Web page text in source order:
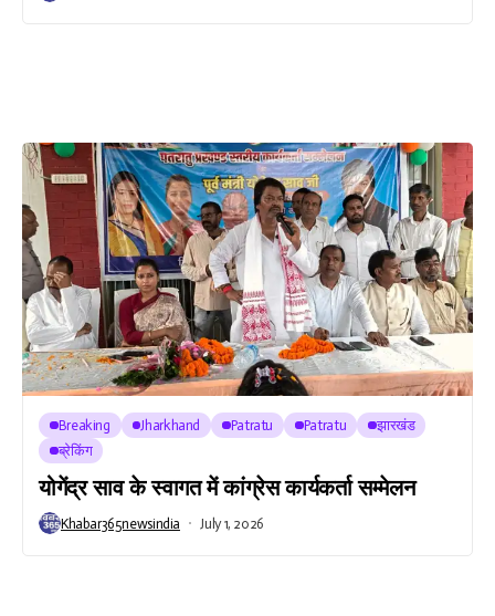
Breaking Jharkhand Patratu Patratu
झारखंड
ब्रेकिंग
योगेंद्र साव के स्वागत में कांग्रेस कार्यकर्ता सम्मेलन
Khabar365newsindia July 1, 2026